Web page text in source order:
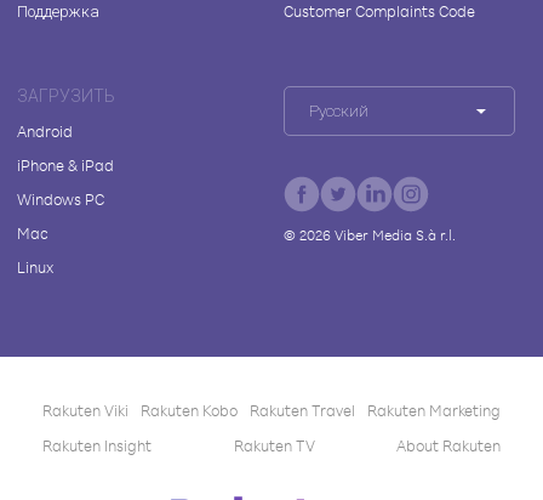
Поддержка
Customer Complaints Code
ЗАГРУЗИТЬ
Android
iPhone & iPad
Windows PC
Mac
Linux
Русский
© 2026Viber Media S.à r.l.
Rakuten Viki Rakuten Kobo Rakuten Travel
Rakuten Marketing
Rakuten Insight
Rakuten TV About Rakuten